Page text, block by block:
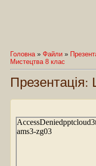
Головна» Файли »
Мистецтва 8 клас
Презентація: